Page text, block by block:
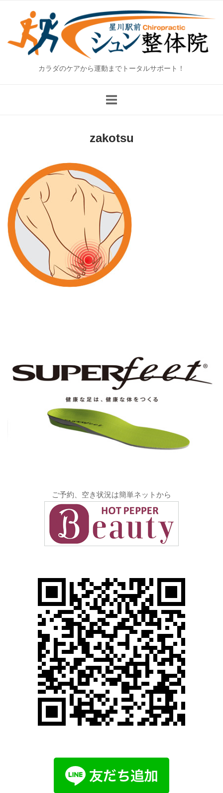
content
カラダのケアから運動までトータルサポート！
zakotsu
ご予約、空き状況は簡単ネットから